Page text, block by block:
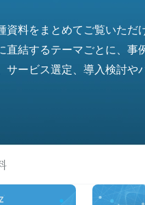
資料をまとめてご覧いた
直結するテーマごとに、事
サービス選定、導入検討や